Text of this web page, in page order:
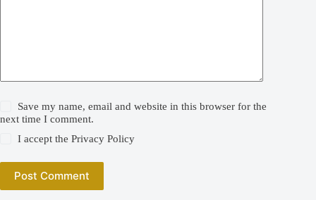
Save my name, email and website in this browser for the
next time I comment.
I accept thePrivacy Policy
Post Comment